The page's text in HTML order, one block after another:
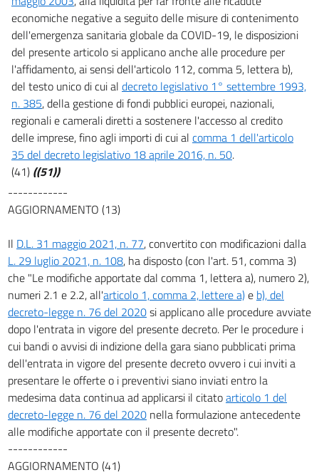
economiche negative a seguito delle misure di contenimento
dell'emergenza sanitaria globale da COVID-19, le disposizioni
del presente articolo si applicano anche alle procedure per
l'affidamento, ai sensi dell'articolo 112, comma 5, lettera b),
del testo unico di cui al decreto legislativo 1° settembre 1993,
n. 385, della gestione di fondi pubblici europei, nazionali,
regionali e camerali diretti a sostenere l'accesso al credito
delle imprese, fino agli importi di cui al comma 1 dell'articolo
35 del decreto legislativo 18 aprile 2016, n. 50.
(41) ((51))
------------
AGGIORNAMENTO (13)
Il D.L. 31 maggio 2021, n. 77, convertito con modificazioni dalla
L. 29 luglio 2021, n. 108, ha disposto (con l'art. 51, comma 3)
che "Le modifiche apportate dal comma 1, lettera a), numero 2),
numeri 2.1 e 2.2, all'articolo 1, comma 2, lettere a)e b), del
decreto-legge n. 76 del 2020si applicano alle procedure avviate
dopo l'entrata in vigore del presente decreto. Per le procedure i
cui bandi o avvisi di indizione della gara siano pubblicati prima
dell'entrata in vigore del presente decreto ovvero i cui inviti a
presentare le offerte o i preventivi siano inviati entro la
medesima data continua ad applicarsi il citatoarticolo 1 del
decreto-legge n. 76 del 2020 nella formulazione antecedente
alle modifiche apportate con il presente decreto".
------------
AGGIORNAMENTO (41)